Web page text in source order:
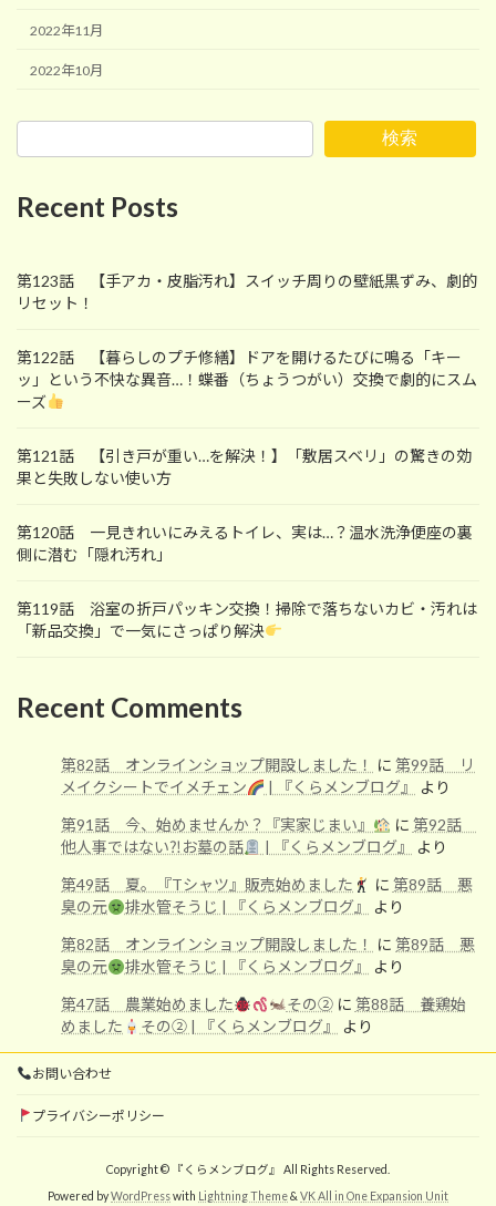
2022年11月
2022年10月
検索
Recent Posts
第123話 【手アカ・皮脂汚れ】スイッチ周りの壁紙黒ずみ、劇的
リセット！
第122話 【暮らしのプチ修繕】ドアを開けるたびに鳴る「キー
ッ」という不快な異音…！蝶番（ちょうつがい）交換で劇的にスム
ーズ
第121話 【引き戸が重い…を解決！】「敷居スベリ」の驚きの効
果と失敗しない使い方
第120話 一見きれいにみえるトイレ、実は…？温水洗浄便座の裏
側に潜む「隠れ汚れ」
第119話 浴室の折戸パッキン交換！掃除で落ちないカビ・汚れは
「新品交換」で一気にさっぱり解決
Recent Comments
第82話 オンラインショップ開設しました！ に 第99話 リ
メイクシートでイメチェン
| 『くらメンブログ』
より
第91話 今、始めませんか？『実家じまい』
に 第92話
他人事ではない⁈お墓の話
| 『くらメンブログ』
より
第49話 夏。『Tシャツ』販売始めました
に 第89話 悪
臭の元
排水管そうじ | 『くらメンブログ』
より
第82話 オンラインショップ開設しました！
に 第89話 悪
臭の元
排水管そうじ | 『くらメンブログ』
より
第47話 農業始めました
その②に 第88話 養鶏始
めました
その② | 『くらメンブログ』 より
お問い合わせ
プライバシーポリシー
Copyright © 『くらメンブログ』 All Rights Reserved.
Powered byWordPresswith Lightning Theme& VK All in One Expansion Unit